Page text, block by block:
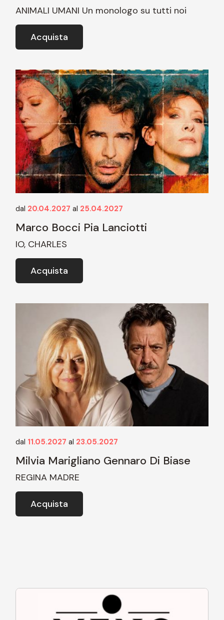
ANIMALI UMANI Un monologo su tutti noi
Acquista
dal 20.04.2027 al 25.04.2027
Marco Bocci Pia Lanciotti
IO, CHARLES
Acquista
dal 11.05.2027 al 23.05.2027
Milvia Marigliano Gennaro Di Biase
REGINA MADRE
Acquista